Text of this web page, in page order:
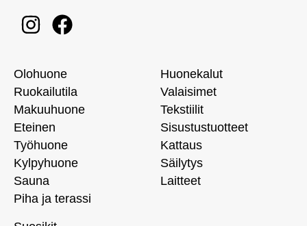
Olohuone
Ruokailutila
Makuuhuone
Eteinen
Työhuone
Kylpyhuone
Sauna
Piha ja terassi
Huonekalut
Valaisimet
Tekstiilit
Sisustustuotteet
Kattaus
Säilytys
Laitteet